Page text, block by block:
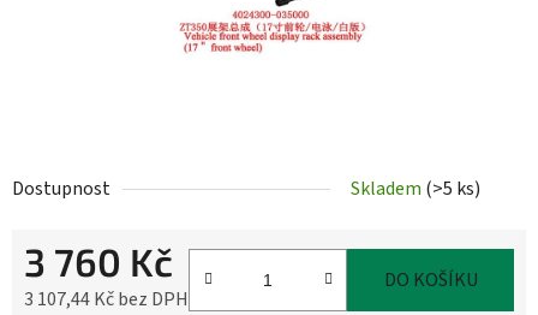
Dostupnost Skladem (>5 ks)
3 760 Kč
3 107,44 Kč bez DPH
DO KOŠÍKU